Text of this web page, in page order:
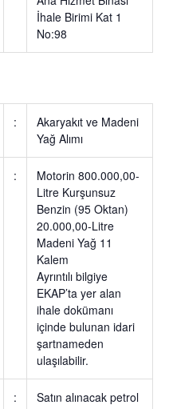
İhale Birimi Kat 1
No:98
:
Akaryakıt ve Madeni
Yağ Alımı
:
Motorin 800.000,00-
Litre Kurşunsuz
Benzin (95 Oktan)
20.000,00-Litre
Madeni Yağ 11
Kalem
Ayrıntılı bilgiye
EKAP’ta yer alan
ihale dokümanı
içinde bulunan idari
şartnameden
ulaşılabilir.
:
Satın alınacak petrol